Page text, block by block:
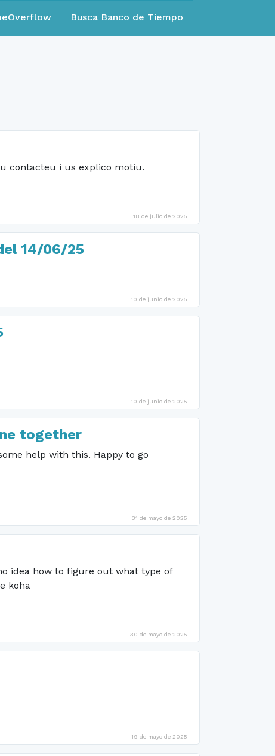
Busca Banco de Tiempo
contacteu i us explico motiu.
18 de julio de 2025
14/06/25
10 de junio de 2025
10 de junio de 2025
together
help with this. Happy to go
31 de mayo de 2025
idea how to figure out what type of
koha
30 de mayo de 2025
19 de mayo de 2025